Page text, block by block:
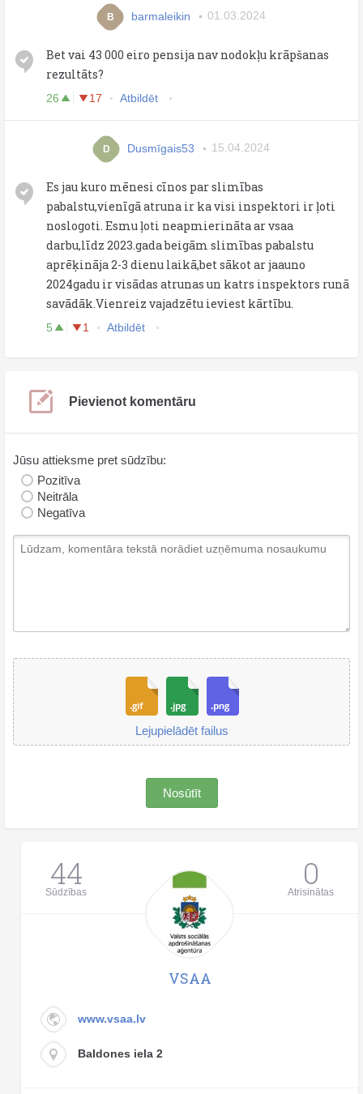
B barmaleikin 01.03.2024
Bet vai 43 000 eiro pensija nav nodokļu krāpšanas
rezultāts?
26 17 Atbildēt
D Dusmīgais53 15.04.2024
Es jau kuro mēnesi cīnos par slimības
pabalstu,vienīgā atruna ir ka visi inspektori ir ļoti
noslogoti. Esmu ļoti neapmierināta ar vsaa
darbu,līdz 2023.gada beigām slimības pabalstu
aprēķināja 2-3 dienu laikā,bet sākot ar jaauno
2024gadu ir visādas atrunas un katrs inspektors runā
savādāk.Vienreiz vajadzētu ieviest kārtību.
5 1 Atbildēt
Pievienot komentāru
Jūsu attieksme pret sūdzību:
Pozitīva
Neitrāla
Negatīva
Lejupielādēt failus
Nosūtīt
44
Sūdzības 0
Atrisinātas
VSAA
www.vsaa.lv
Baldones iela 2